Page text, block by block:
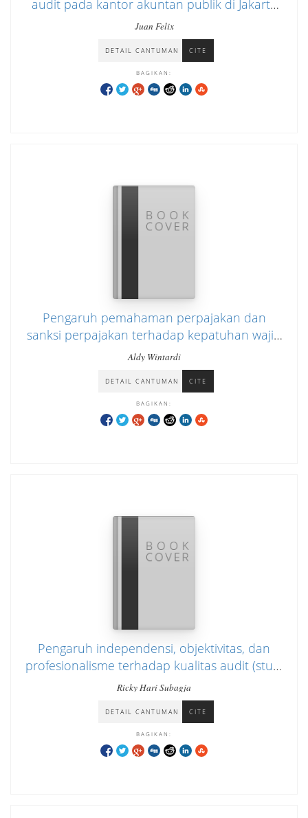
audit pada kantor akuntan publik di Jakarta
Timur
Juan Felix
DETAIL CANTUMAN CITE
BAGIKAN:
Pengaruh pemahaman perpajakan dan
sanksi perpajakan terhadap kepatuhan wajib
pajak UMKM (studi empiris UMKS di daerah
Jakarta Pusat)
Aldy Wintardi
DETAIL CANTUMAN CITE
BAGIKAN:
Pengaruh independensi, objektivitas, dan
profesionalisme terhadap kualitas audit (studi
empiris pada kantor akuntan publik di Jakarta
Ricky Hari Subagja
DETAIL CANTUMAN CITE
BAGIKAN: